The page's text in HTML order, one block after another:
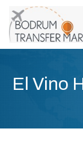
El Vino